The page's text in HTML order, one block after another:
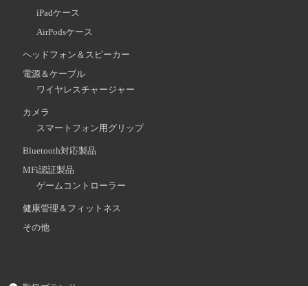
iPadケース
AirPodsケース
ヘッドフォン＆スピーカー
電源＆ケーブル
ワイヤレスチャージャー
カメラ
スマートフォン用グリップ
Bluetooth対応製品
MFi認証製品
ゲームコントローラー
健康管理＆フィットネス
その他